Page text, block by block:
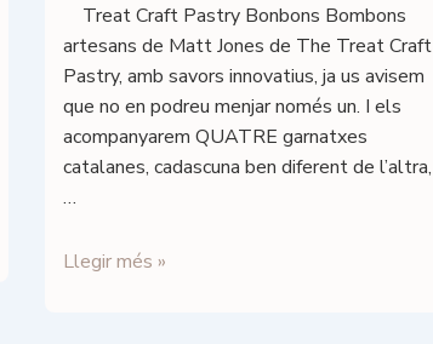
Treat Craft Pastry Bonbons Bombons
artesans de Matt Jones de The Treat Craft
Pastry, amb savors innovatius, ja us avisem
que no en podreu menjar només un. I els
acompanyarem QUATRE garnatxes
catalanes, cadascuna ben diferent de l’altra,
…
Bombons
Llegir més »